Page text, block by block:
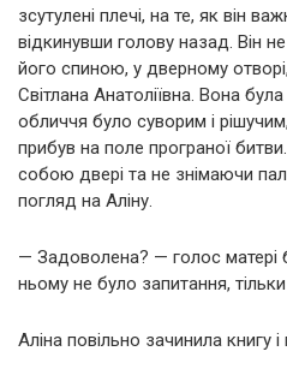
зсутулені плечі, на те, як він
відкинувши голову назад. Він
його спиною, у дверному
Світлана Анатоліївна. Вона
обличчя було суворим і
прибув на поле програної
собою двері та не знімаючи
погляд на Аліну.
— Задоволена? — голос матері
ньому не було запитання,
Аліна повільно зачинила книгу